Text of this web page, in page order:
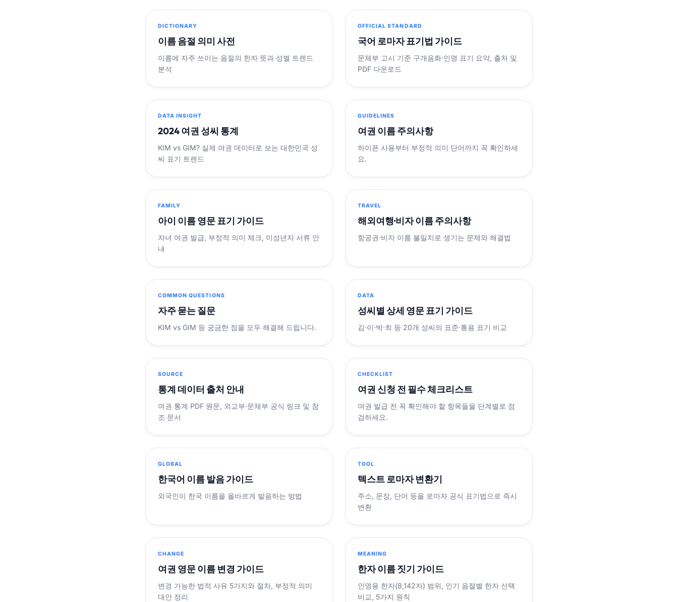
DICTIONARY
이름 음절 의미 사전
이름에 자주 쓰이는 음절의 한자 뜻과 성별 트렌드
분석
OFFICIAL STANDARD
국어 로마자 표기법 가이드
문체부 고시 기준 구개음화·인명 표기 요약, 출처 및
PDF 다운로드
DATA INSIGHT
2024 여권 성씨 통계
KIM vs GIM? 실제 여권 데이터로 보는 대한민국 성
씨 표기 트렌드
GUIDELINES
여권 이름 주의사항
하이픈 사용부터 부정적 의미 단어까지 꼭 확인하세
요.
FAMILY
아이 이름 영문 표기 가이드
자녀 여권 발급, 부정적 의미 체크, 미성년자 서류 안
내
TRAVEL
해외여행·비자 이름 주의사항
항공권·비자 이름 불일치로 생기는 문제와 해결법
COMMON QUESTIONS
자주 묻는 질문
KIM vs GIM 등 궁금한 점을 모두 해결해 드립니다.
DATA
성씨별 상세 영문 표기 가이드
김·이·박·최 등 20개 성씨의 표준·통용 표기 비교
SOURCE
통계 데이터 출처 안내
여권 통계 PDF 원문, 외교부·문체부 공식 링크 및 참
조 문서
CHECKLIST
여권 신청 전 필수 체크리스트
여권 발급 전 꼭 확인해야 할 항목들을 단계별로 점
검하세요.
GLOBAL
한국어 이름 발음 가이드
외국인이 한국 이름을 올바르게 발음하는 방법
TOOL
텍스트 로마자 변환기
주소, 문장, 단어 등을 로마자 공식 표기법으로 즉시
변환
CHANGE
여권 영문 이름 변경 가이드
변경 가능한 법적 사유 5가지와 절차, 부정적 의미
대안 정리
MEANING
한자 이름 짓기 가이드
인명용 한자(8,142자) 범위, 인기 음절별 한자 선택
비교, 5가지 원칙